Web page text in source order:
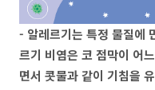
- 알레르기는 특정 물질에
르기 비염은 코 점막이 어
면서 콧물과 같이 기침을